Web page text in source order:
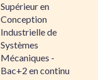
Supérieur en
Conception
Industrielle de
Systèmes
Mécaniques -
Bac+2 en continu